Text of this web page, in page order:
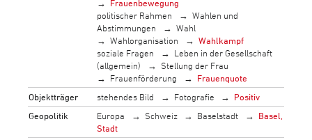
Frauenbewegung
politischer Rahmen
Wahlen und
Abstimmungen
Wahl
Wahlorganisation
Wahlkampf
soziale Fragen
Leben in der Gesellschaft
(allgemein)
Stellung der Frau
Frauenförderung
Frauenquote
Objektträger
stehendes Bild Fotografie
Positiv
Geopolitik
Europa Schweiz Baselstadt
Basel,
Stadt